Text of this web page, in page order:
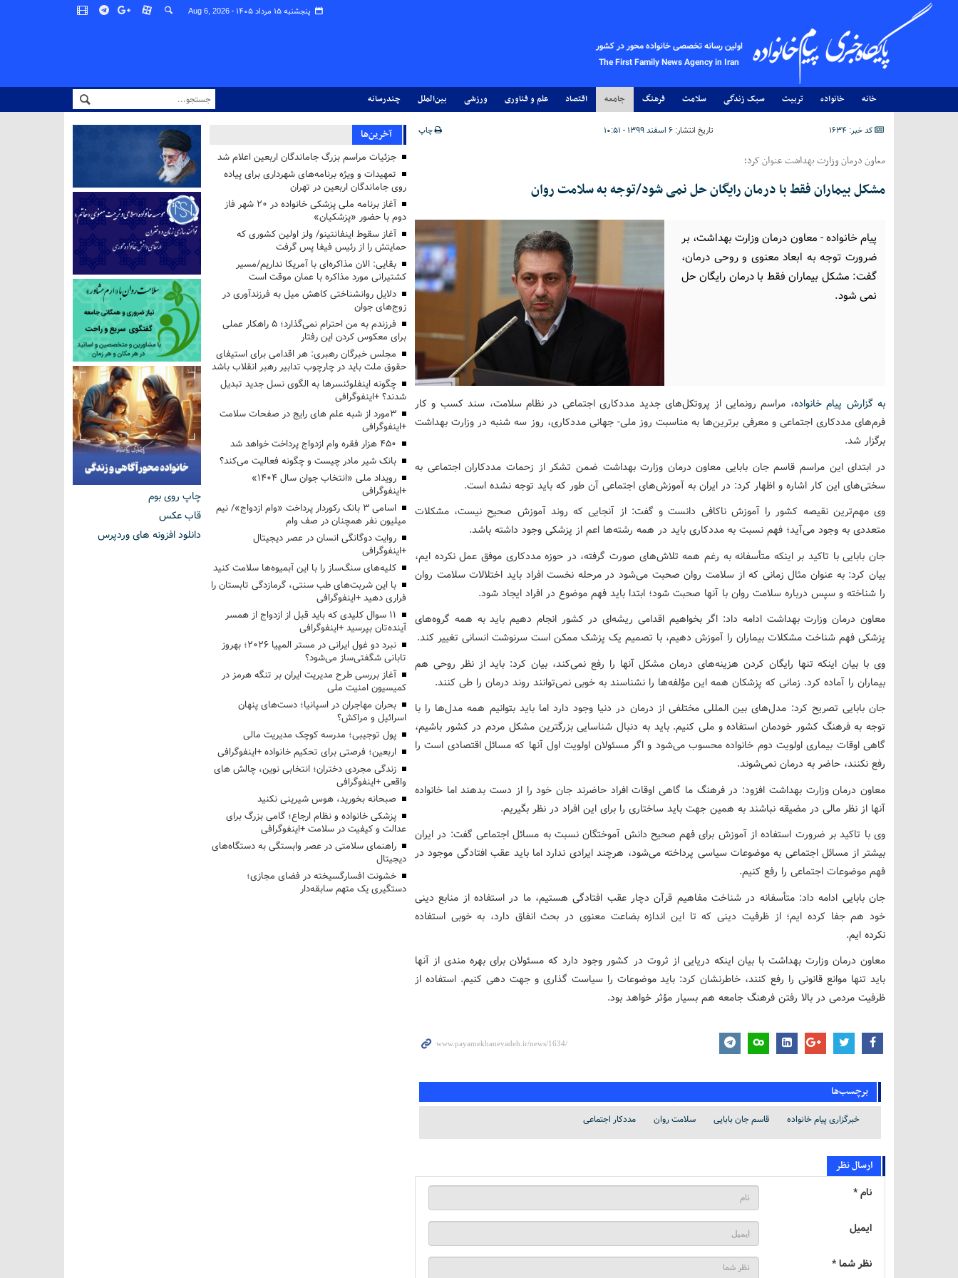
پنجشنبه ۱۵ مرداد ۱۴۰۵ - Aug 6, 2026
اولین رسانه تخصصی خانواده محور در کشور
The First Family News Agency in Iran
خانه خانواده تربیت سبک زندگی سلامت فرهنگ جامعه اقتصاد علم و فناوری ورزشی بین‌الملل چندرسانه
کد خبر: 1634 تاریخ انتشار: ۶ اسفند ۱۳۹۹ - ۱۰:۵۱ چاپ
معاون درمان وزارت بهداشت عنوان کرد؛
مشکل بیماران فقط با درمان رایگان حل نمی شود/توجه به سلامت روان
پیام خانواده - معاون درمان وزارت بهداشت، بر
ضرورت توجه به ابعاد معنوی و روحی درمان،
گفت: مشکل بیماران فقط با درمان رایگان حل
نمی شود.
به گزارش پیام خانواده، مراسم رونمایی از پروتکل‌های جدید مددکاری اجتماعی در نظام سلامت، سند کسب و کار
فرم‌های مددکاری اجتماعی و معرفی برترین‌ها به مناسبت روز ملی- جهانی مددکاری، روز سه شنبه در وزارت بهداشت
برگزار شد.
در ابتدای این مراسم قاسم جان بابایی معاون درمان وزارت بهداشت ضمن تشکر از زحمات مددکاران اجتماعی به
سختی‌های این کار اشاره و اظهار کرد: در ایران به آموزش‌های اجتماعی آن طور که باید توجه نشده است.
وی مهم‌ترین نقیصه کشور را آموزش ناکافی دانست و گفت: از آنجایی که روند آموزش صحیح نیست، مشکلات
متعددی به وجود می‌آید؛ فهم نسبت به مددکاری باید در همه رشته‌ها اعم از پزشکی وجود داشته باشد.
جان بابایی با تاکید بر اینکه متأسفانه به رغم همه تلاش‌های صورت گرفته، در حوزه مددکاری موفق عمل نکرده ایم،
بیان کرد: به عنوان مثال زمانی که از سلامت روان صحبت می‌شود در مرحله نخست افراد باید اختلالات سلامت روان
را شناخته و سپس درباره سلامت روان با آنها صحبت شود؛ ابتدا باید فهم موضوع در افراد ایجاد شود.
معاون درمان وزارت بهداشت ادامه داد: اگر بخواهیم اقدامی ریشه‌ای در کشور انجام دهیم باید به همه گروه‌های
پزشکی فهم شناخت مشکلات بیماران را آموزش دهیم، با تصمیم یک پزشک ممکن است سرنوشت انسانی تغییر کند.
وی با بیان اینکه تنها رایگان کردن هزینه‌های درمان مشکل آنها را رفع نمی‌کند، بیان کرد: باید از نظر روحی هم
بیماران را آماده کرد. زمانی که پزشکان همه این مؤلفه‌ها را نشناسند به خوبی نمی‌توانند روند درمان را طی کنند.
جان بابایی تصریح کرد: مدل‌های بین المللی مختلفی از درمان در دنیا وجود دارد اما باید بتوانیم همه مدل‌ها را با
توجه به فرهنگ کشور خودمان استفاده و ملی کنیم. باید به دنبال شناسایی بزرگترین مشکل مردم در کشور باشیم،
گاهی اوقات بیماری اولویت دوم خانواده محسوب می‌شود و اگر مسئولان اولویت اول آنها که مسائل اقتصادی است را
رفع نکنند، حاضر به درمان نمی‌شوند.
معاون درمان وزارت بهداشت افزود: در فرهنگ ما گاهی اوقات افراد حاضرند جان خود را از دست بدهند اما خانواده
آنها از نظر مالی در مضیقه نباشند به همین جهت باید ساختاری را برای این افراد در نظر بگیریم.
وی با تاکید بر ضرورت استفاده از آموزش برای فهم صحیح دانش آموختگان نسبت به مسائل اجتماعی گفت: در ایران
بیشتر از مسائل اجتماعی به موضوعات سیاسی پرداخته می‌شود، هرچند ایرادی ندارد اما باید عقب افتادگی موجود در
فهم موضوعات اجتماعی را رفع کنیم.
جان بابایی ادامه داد: متأسفانه در شناخت مفاهیم قرآن دچار عقب افتادگی هستیم، ما در استفاده از منابع دینی
خود هم جفا کرده ایم؛ از ظرفیت دینی که تا این اندازه بضاعت معنوی در بحث انفاق دارد، به خوبی استفاده
نکرده ایم.
معاون درمان وزارت بهداشت با بیان اینکه دریایی از ثروت در کشور وجود دارد که مسئولان برای بهره مندی از آنها
باید تنها موانع قانونی را رفع کنند، خاطرنشان کرد: باید موضوعات را سیاست گذاری و جهت دهی کنیم. استفاده از
ظرفیت مردمی در بالا رفتن فرهنگ جامعه هم بسیار مؤثر خواهد بود.
برچسب‌ها
خبرگزاری پیام خانواده قاسم جان بابایی سلامت روان مددکار اجتماعی
ارسال نظر
نام *
ایمیل
نظر شما *
آخرین‌ها
جزئیات مراسم بزرگ جاماندگان اربعین اعلام شد
تمهیدات و ویژه برنامه‌های شهرداری برای پیاده
روی جاماندگان اربعین در تهران
آغاز برنامه ملی پزشکی خانواده در ۲۰ شهر فاز
دوم با حضور «پزشکیان»
آغاز سقوط اینفانتینو/ ولز اولین کشوری که
حمایتش را از رئیس فیفا پس گرفت
بقایی: الان مذاکره‌ای با آمریکا نداریم/مسیر
کشتیرانی مورد مذاکره با عمان موقت است
دلایل روانشناختی کاهش میل به فرزندآوری در
زوج‌های جوان
فرزندم به من احترام نمی‌گذارد؛ ۵ راهکار عملی
برای معکوس کردن این رفتار
مجلس خبرگان رهبری: هر اقدامی برای استیفای
حقوق ملت باید در چارچوب تدابیر رهبر انقلاب باشد
چگونه اینفلوئنسرها به الگوی نسل جدید تبدیل
شدند؟ +اینفوگرافی
3مورد از شبه علم های رایج در صفحات سلامت
+اینفوگرافی
۴۵۰ هزار فقره وام ازدواج پرداخت خواهد شد
بانک شیر مادر چیست و چگونه فعالیت می‌کند؟
رویداد ملی «انتخاب جوان سال ۱۴۰۴»
+اینفوگرافی
اسامی ۳ بانک رکوردار پرداخت «وام ازدواج»/ نیم
میلیون نفر همچنان در صف وام
روایت دوگانگی انسان در عصر دیجیتال
+اینفوگرافی
کلیه‌های سنگ‌ساز را با این آبمیوه‌ها سلامت کنید
با این شربت‌های طب سنتی، گرمازدگی تابستان را
فراری دهید +اینفوگرافی
۱۱ سوال کلیدی که باید قبل از ازدواج از همسر
آینده‌تان بپرسید +اینفوگرافی
نبرد دو غول ایرانی در مستر المپیا ۲۰۲۶؛ بهروز
تابانی شگفتی‌ساز می‌شود؟
آغاز بررسی طرح مدیریت ایران بر تنگه هرمز در
کمیسیون امنیت ملی
بحران مهاجران در اسپانیا؛ دست‌های پنهان
اسرائیل و مراکش؟
پول توجیبی؛ مدرسه کوچک مدیریت مالی
اربعین؛ فرصتی برای تحکیم خانواده +اینفوگرافی
زندگی مجردی دختران؛ انتخابی نوین، چالش های
واقعی +اینفوگرافی
صبحانه بخورید، هوس شیرینی نکنید
پزشکی خانواده و نظام ارجاع؛ گامی بزرگ برای
عدالت و کیفیت در سلامت +اینفوگرافی
راهنمای سلامتی در عصر وابستگی به دستگاه‌های
دیجیتال
خشونت افسارگسیخته در فضای مجازی؛
دستگیری یک متهم سابقه‌دار
چاپ روی بوم
قاب عکس
دانلود افزونه های وردپرس